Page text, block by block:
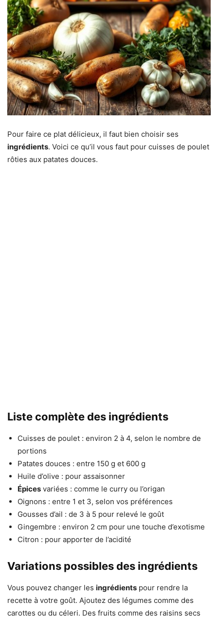
Pour faire ce plat délicieux, il faut bien choisir ses
ingrédients. Voici ce qu’il vous faut pour cuisses de poulet
rôties aux patates douces.
Liste complète des ingrédients
Cuisses de poulet : environ 2 à 4, selon le nombre de
portions
Patates douces : entre 150 g et 600 g
Huile d’olive : pour assaisonner
Épices variées : comme le curry ou l’origan
Oignons : entre 1 et 3, selon vos préférences
Gousses d’ail : de 3 à 5 pour relevé le goût
Gingembre : environ 2 cm pour une touche d’exotisme
Citron : pour apporter de l’acidité
Variations possibles des ingrédients
Vous pouvez changer les ingrédients pour rendre la
recette à votre goût. Ajoutez des légumes comme des
carottes ou du céleri. Des fruits comme des raisins secs